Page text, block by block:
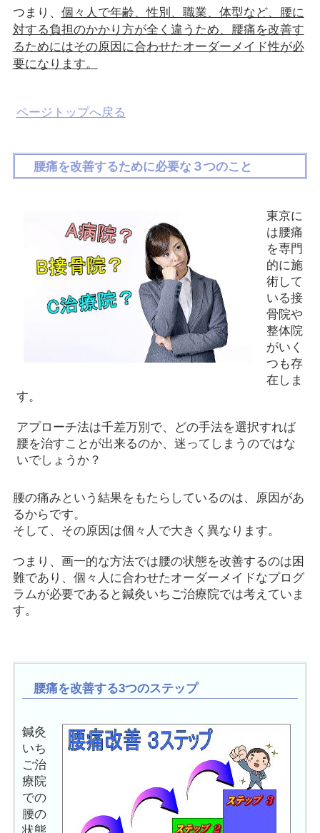
つまり、 個々人で年齢、性別、職業、体型など、腰に
対する負担のかかり方が全く違うため、腰痛を改善す
るためにはその原因に合わせたオーダーメイド性が必
要になります。
ページトップへ戻る
腰痛を改善するために必要な３つのこと
東京に
は腰痛
を専門
的に施
術して
いる接
骨院や
整体院
がいく
つも存
在しま
す。
アプローチ法は千差万別で、どの手法を選択すれば
腰を治すことが出来るのか、迷ってしまうのではな
いでしょうか？
腰の痛みという結果をもたらしているのは、原因があ
るからです。
そして、その原因は個々人で大きく異なります。
つまり、画一的な方法では腰の状態を改善するのは困
難であり、個々人に合わせたオーダーメイドなプログ
ラムが必要であると鍼灸いちご治療院では考えていま
す。
腰痛を改善する3つのステップ
鍼灸
いち
ご治
療院
での
腰の